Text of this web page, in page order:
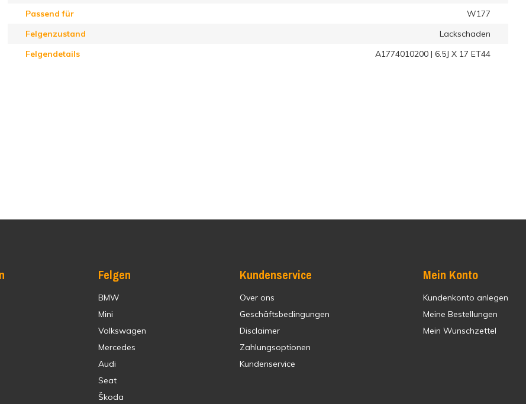
Passend für
W177
Felgenzustand
Lackschaden
Felgendetails
A1774010200 | 6.5J X 17 ET44
Felgen
BMW
Mini
Volkswagen
Mercedes
Audi
Seat
Škoda
Kundenservice
Over ons
Geschäftsbedingungen
Disclaimer
Zahlungsoptionen
Kundenservice
Mein Konto
Kundenkonto anlegen
Meine Bestellungen
Mein Wunschzettel